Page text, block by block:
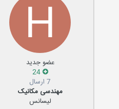
عضو جدید
24
7 ارسال
مهندسی مکانیک
لیسانس